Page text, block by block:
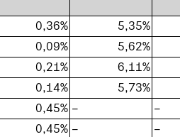
0,36% 5,35%
0,09%
5,62%
0,21%
6,11%
0,14%
5,73%
0,45% –
–
0,45% –
–